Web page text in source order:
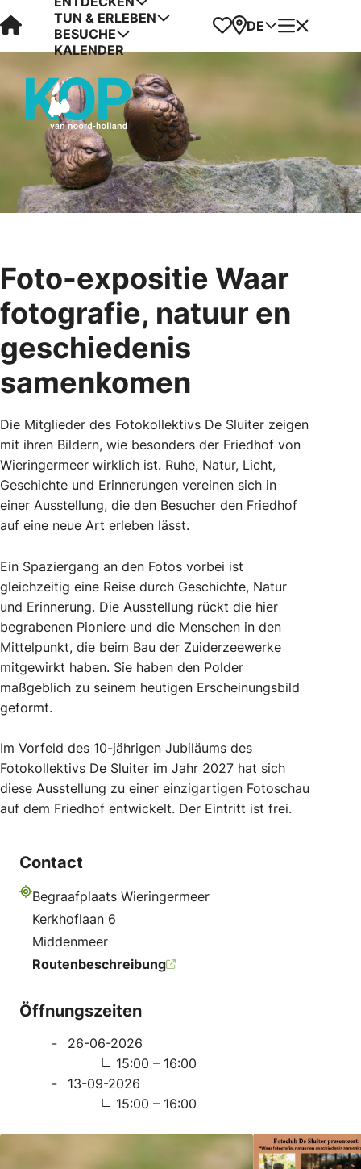
Visit Kop van Holland
TUN & ERLEBEN
BESUCHE
KALENDER
Favoriten
Karte
DE Menü
Foto-expositie Waar
fotografie, natuur en
geschiedenis
samenkomen
Die Mitglieder des Fotokollektivs De Sluiter zeigen
mit ihren Bildern, wie besonders der Friedhof von
Wieringermeer wirklich ist. Ruhe, Natur, Licht,
Geschichte und Erinnerungen vereinen sich in
einer Ausstellung, die den Besucher den Friedhof
auf eine neue Art erleben lässt.
Ein Spaziergang an den Fotos vorbei ist
gleichzeitig eine Reise durch Geschichte, Natur
und Erinnerung. Die Ausstellung rückt die hier
begrabenen Pioniere und die Menschen in den
Mittelpunkt, die beim Bau der Zuiderzeewerke
mitgewirkt haben. Sie haben den Polder
maßgeblich zu seinem heutigen Erscheinungsbild
geformt.
Im Vorfeld des 10-jährigen Jubiläums des
Fotokollektivs De Sluiter im Jahr 2027 hat sich
diese Ausstellung zu einer einzigartigen Fotoschau
auf dem Friedhof entwickelt. Der Eintritt ist frei.
Contact
Adresse
Begraafplaats Wieringermeer
Kerkhoflaan 6
Middenmeer
Routenbeschreibung
Öffnungszeiten
26-06-2026
15:00 – 16:00
13-09-2026
15:00 – 16:00